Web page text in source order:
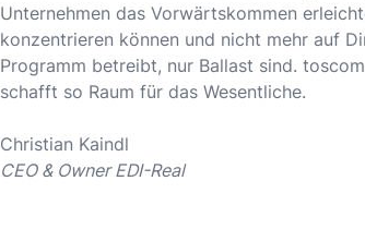
Unternehmen das Vorwärtskommen
konzentrieren können und nicht mehr auf
Programm betreibt, nur Ballast sind.
schafft so Raum für das Wesentliche.
Christian Kaindl
CEO & Owner EDI-Real